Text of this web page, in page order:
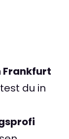
Frankfurt
du in